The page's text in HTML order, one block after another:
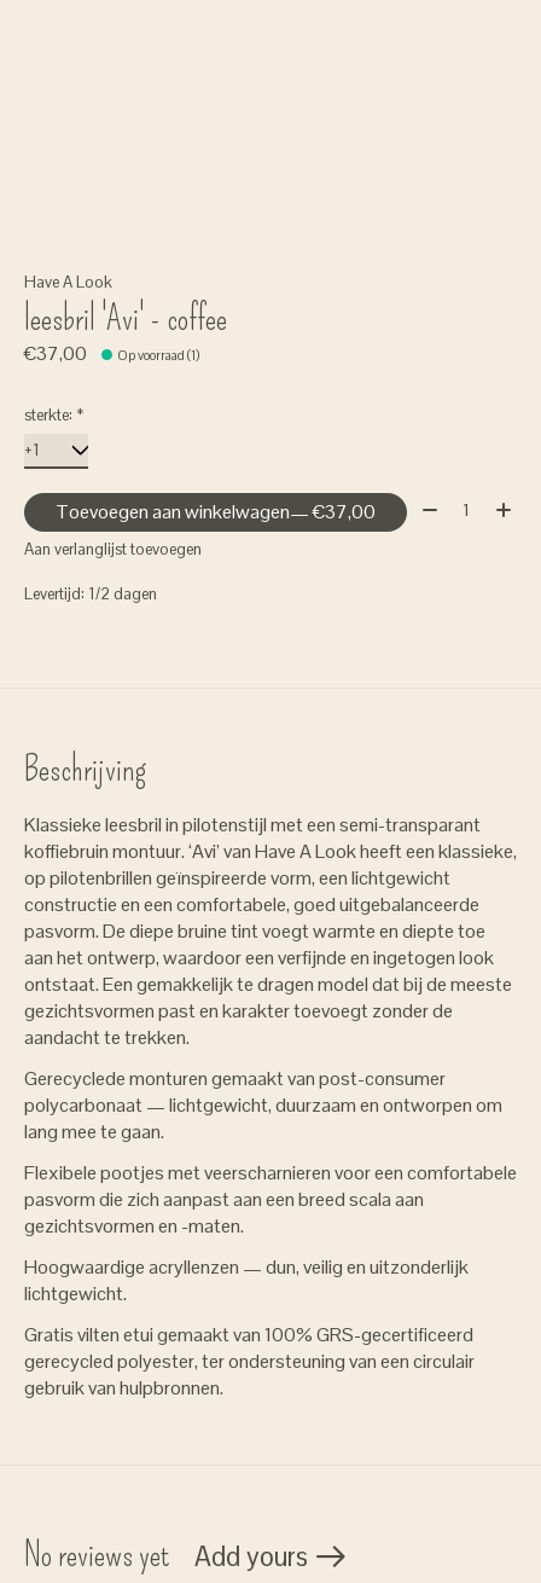
Have A Look
leesbril 'Avi' - coffee
€37,00 Op voorraad (1)
sterkte: *
Toevoegen aan winkelwagen — €37,00 Aantal:
Aan verlanglijst toevoegen
Levertijd: 1/2 dagen
Beschrijving
Klassieke leesbril in pilotenstijl met een semi-transparant
koffiebruin montuur. ‘Avi’ van Have A Look heeft een klassieke,
op pilotenbrillen geïnspireerde vorm, een lichtgewicht
constructie en een comfortabele, goed uitgebalanceerde
pasvorm. De diepe bruine tint voegt warmte en diepte toe
aan het ontwerp, waardoor een verfijnde en ingetogen look
ontstaat. Een gemakkelijk te dragen model dat bij de meeste
gezichtsvormen past en karakter toevoegt zonder de
aandacht te trekken.
Gerecyclede monturen gemaakt van post-consumer
polycarbonaat — lichtgewicht, duurzaam en ontworpen om
lang mee te gaan.
Flexibele pootjes met veerscharnieren voor een comfortabele
pasvorm die zich aanpast aan een breed scala aan
gezichtsvormen en -maten.
Hoogwaardige acryllenzen — dun, veilig en uitzonderlijk
lichtgewicht.
Gratis vilten etui gemaakt van 100% GRS-gecertificeerd
gerecycled polyester, ter ondersteuning van een circulair
gebruik van hulpbronnen.
No reviews yet Add yours